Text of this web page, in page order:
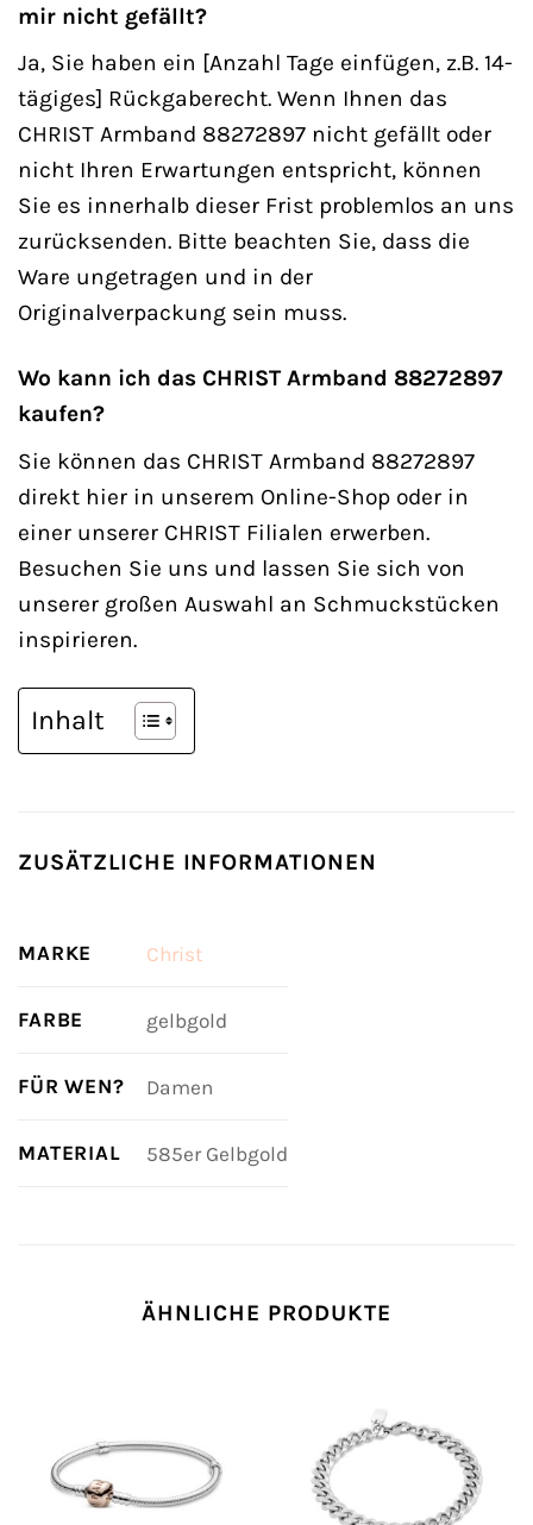
mir nicht gefällt?
Ja, Sie haben ein [Anzahl Tage einfügen, z.B. 14-
tägiges] Rückgaberecht. Wenn Ihnen das
CHRIST Armband 88272897 nicht gefällt oder
nicht Ihren Erwartungen entspricht, können
Sie es innerhalb dieser Frist problemlos an uns
zurücksenden. Bitte beachten Sie, dass die
Ware ungetragen und in der
Originalverpackung sein muss.
Wo kann ich das CHRIST Armband 88272897
kaufen?
Sie können das CHRIST Armband 88272897
direkt hier in unserem Online-Shop oder in
einer unserer CHRIST Filialen erwerben.
Besuchen Sie uns und lassen Sie sich von
unserer großen Auswahl an Schmuckstücken
inspirieren.
Inhalt
ZUSÄTZLICHE INFORMATIONEN
MARKE Christ
FARBE gelbgold
FÜR WEN? Damen
MATERIAL 585er Gelbgold
ÄHNLICHE PRODUKTE